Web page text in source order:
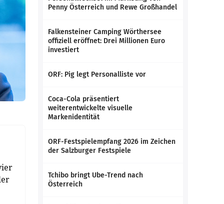
Penny Österreich und Rewe Großhandel
Falkensteiner Camping Wörthersee
offiziell eröffnet: Drei Millionen Euro
investiert
ORF: Pig legt Personalliste vor
Coca-Cola präsentiert
weiterentwickelte visuelle
Markenidentität
ORF-Festspielempfang 2026 im Zeichen
der Salzburger Festspiele
Tchibo bringt Ube-Trend nach
Österreich